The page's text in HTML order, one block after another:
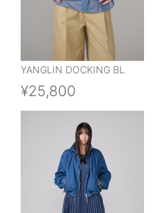
YANGLIN DOCKING BL
¥25,800